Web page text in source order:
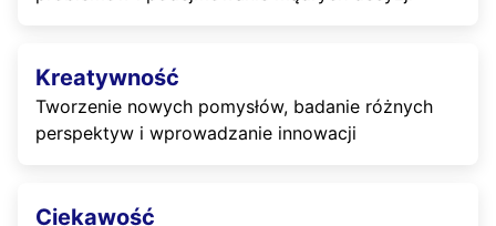
Kreatywność
Tworzenie nowych pomysłów, badanie różnych
perspektyw i wprowadzanie innowacji
Ciekawość